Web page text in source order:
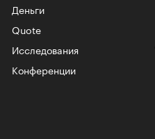
Деньги
Quote
Исследования
Конференции